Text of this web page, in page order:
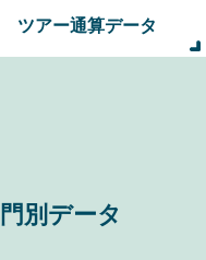
ツアー通算データ
別データ